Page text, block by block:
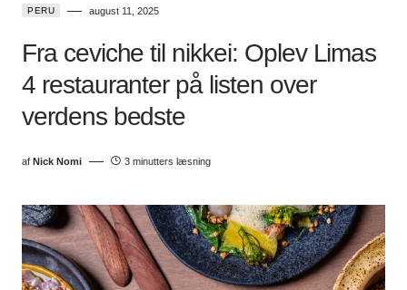
Polski
Poland
Русский
PERU august 11, 2025
Fra ceviche til nikkei: Oplev Limas
4 restauranter på listen over
verdens bedste
af Nick Nomi 3 minutters læsning